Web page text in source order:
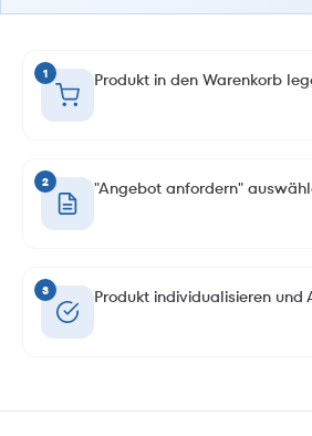
1 Produkt in den Warenkorb
2 "Angebot anfordern"
3 Produkt individualisieren und